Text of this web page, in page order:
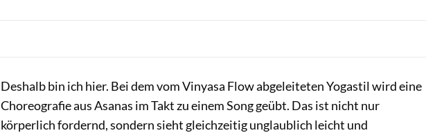
Deshalb bin ich hier. Bei dem vom Vinyasa Flow abgeleiteten Yogastil wird eine
Choreografie aus Asanas im Takt zu einem Song geübt. Das ist nicht nur
körperlich fordernd, sondern sieht gleichzeitig unglaublich leicht und